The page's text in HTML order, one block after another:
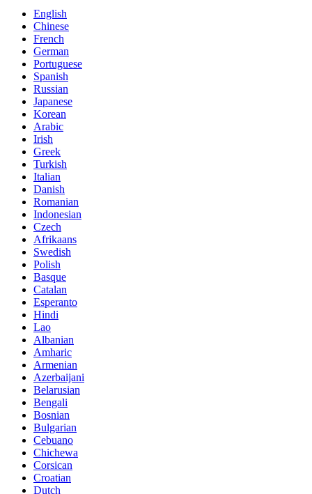
English
Chinese
French
German
Portuguese
Spanish
Russian
Japanese
Korean
Arabic
Irish
Greek
Turkish
Italian
Danish
Romanian
Indonesian
Czech
Afrikaans
Swedish
Polish
Basque
Catalan
Esperanto
Hindi
Lao
Albanian
Amharic
Armenian
Azerbaijani
Belarusian
Bengali
Bosnian
Bulgarian
Cebuano
Chichewa
Corsican
Croatian
Dutch